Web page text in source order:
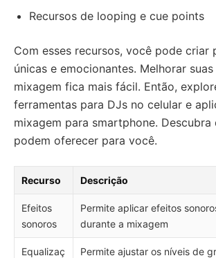
Recursos de looping e cue points
Com esses recursos, você pode criar
únicas e emocionantes. Melhorar
mixagem fica mais fácil. Então,
ferramentas para DJs no celular e
mixagem para smartphone. Descubra
podem oferecer para você.
Recurso Descrição
Efeitos
sonoros
Permite aplicar efeitos
durante a mixagem
Equalizaç
Permite ajustar os níveis de